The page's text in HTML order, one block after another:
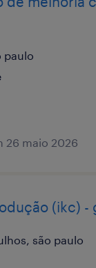
paulo
26 maio 2026
(ikc) -
são paulo